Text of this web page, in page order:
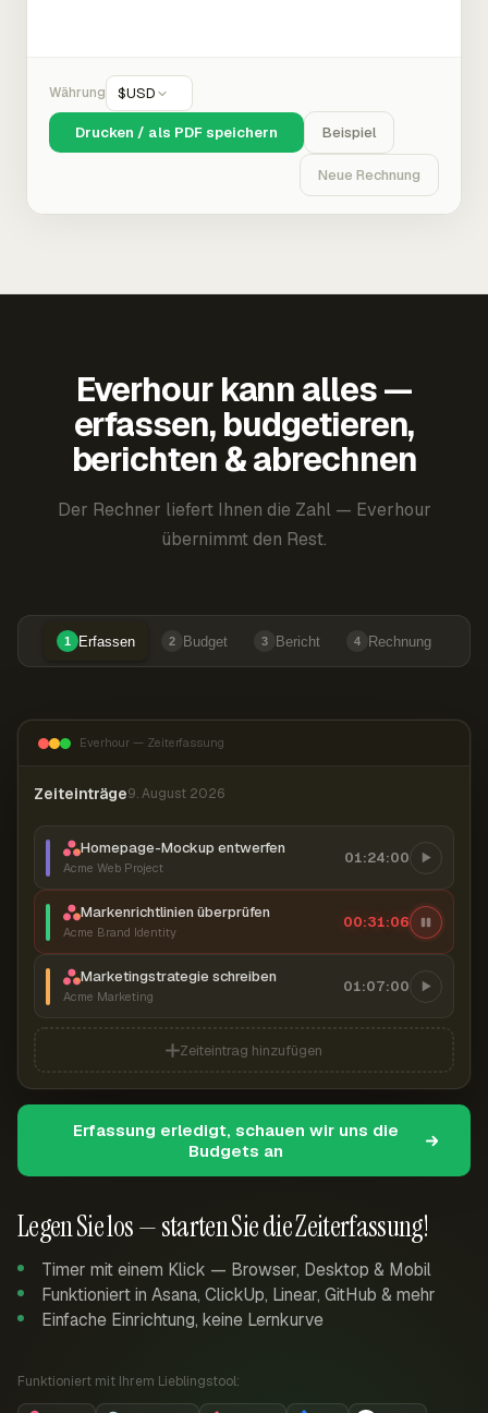
Währung $USD
Drucken / als PDF speichern Beispiel
Neue Rechnung
Everhour kann alles —
erfassen, budgetieren,
berichten & abrechnen
Der Rechner liefert Ihnen die Zahl — Everhour
übernimmt den Rest.
1 Erfassen 2 Budget 3 Bericht 4 Rechnung
Legen Sie los — starten Sie die Zeiterfassung!
Timer mit einem Klick — Browser, Desktop & Mobil
Funktioniert in Asana, ClickUp, Linear, GitHub & mehr
Einfache Einrichtung, keine Lernkurve
Funktioniert mit Ihrem Lieblingstool:
Everhour — Zeiterfassung
Zeiteinträge9. August 2026
Homepage-Mockup entwerfen
Acme Web Project
01:24:00
Markenrichtlinien überprüfen
Acme Brand Identity
00:31:07
Marketingstrategie schreiben
Acme Marketing
01:07:00
Zeiteintrag hinzufügen
Erfassung erledigt, schauen wir uns die
Budgets an